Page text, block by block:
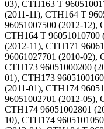
03), CTH163 T
(2011-11), CTH164 T
96051007500 (2012-12),
CTH164 T 96051010700
(2012-11), CTH171
96061027701 (2010-02),
CTH173 96051000200
01), CTH173
(2011-01), CTH174
96051002701 (2012-05),
CTH174 96051002801
10), CTH174